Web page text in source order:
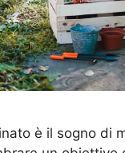
è il sogno di